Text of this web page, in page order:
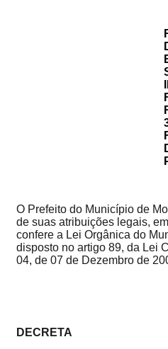
O Prefeito do Município de
de suas atribuições legais,
confere a Lei Orgânica do
disposto no artigo 89, da Lei
04, de 07 de Dezembro de
DECRETA